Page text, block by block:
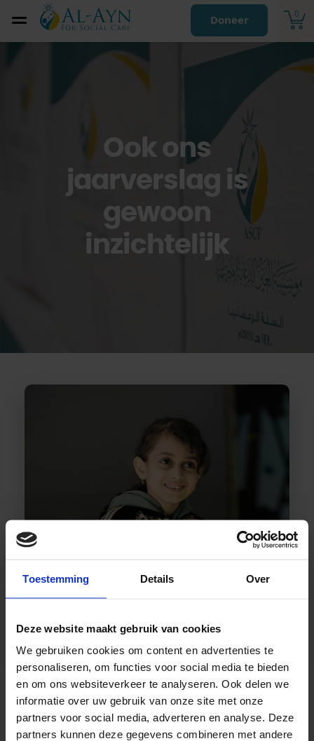
Toestemming Details Over
Deze website maakt gebruik van cookies
We gebruiken cookies om content en advertenties te
personaliseren, om functies voor social media te bieden
en om ons websiteverkeer te analyseren. Ook delen we
informatie over uw gebruik van onze site met onze
partners voor social media, adverteren en analyse. Deze
partners kunnen deze gegevens combineren met andere
0
Doneer
Ook ons
jaarverslag is
gewoon
inzichtelijk
Lees hier ons jaarverslag